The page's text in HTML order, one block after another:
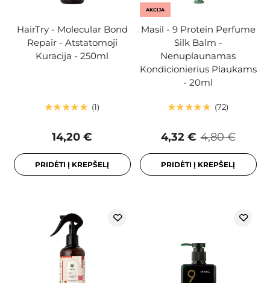
HairTry - Molecular Bond
Repair - Atstatomoji
Kuracija - 250ml
1
14,20 €
PRIDĖTI Į KREPŠELĮ
AKCIJA
Masil - 9 Protein Perfume
Silk Balm -
Nenuplaunamas
Kondicionierius Plaukams
- 20ml
72
4,80 €
4,32 €
PRIDĖTI Į KREPŠELĮ